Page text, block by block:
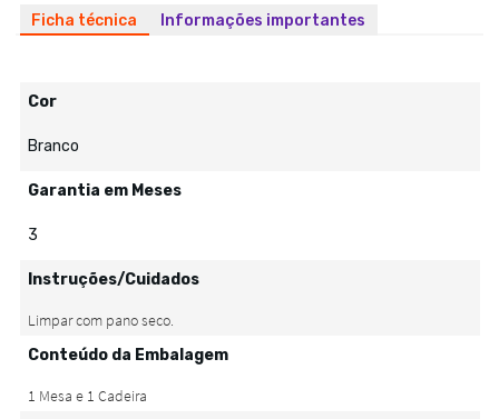
Ficha técnica Informações importantes
Cor
Branco
Garantia em Meses
3
Instruções/Cuidados
Conteúdo da Embalagem